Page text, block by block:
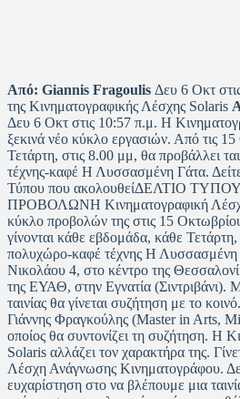
Από: Giannis Fragoulis Δευ 6 Οκτ
της Κινηματογραφικής Λέσχης Solaris
Δευ 6 Οκτ στις 10:57 π.μ. Η
ξεκινά νέο κύκλο εργασιών. Από τις
Τετάρτη, στις 8.00 μμ, θα προβάλλει
τέχνης-καφέ Η Λυσσασμένη Γάτα.
Τύπου που ακολουθείΔΕΛΤΙΟ
ΠΡΟΒΟΛΩΝΗ Κινηματογραφική Λέσχη
κύκλο προβολών της στις 15
γίνονται κάθε εβδομάδα, κάθε
πολυχώρο-καφέ τέχνης Η Λυσσασμένη
Νικολάου 4, στο κέντρο της
της ΕΥΑΘ, στην Εγνατία (Σιντριβάνι).
ταινίας θα γίνεται συζήτηση με το
Γιάννης Φραγκούλης (Master in Arts,
οποίος θα συντονίζει τη συζήτηση. Η
Solaris αλλάζει τον χαρακτήρα της.
Λέσχη Ανάγνωσης Κινηματογράφου.
ευχαρίστηση στο να βλέπουμε μια